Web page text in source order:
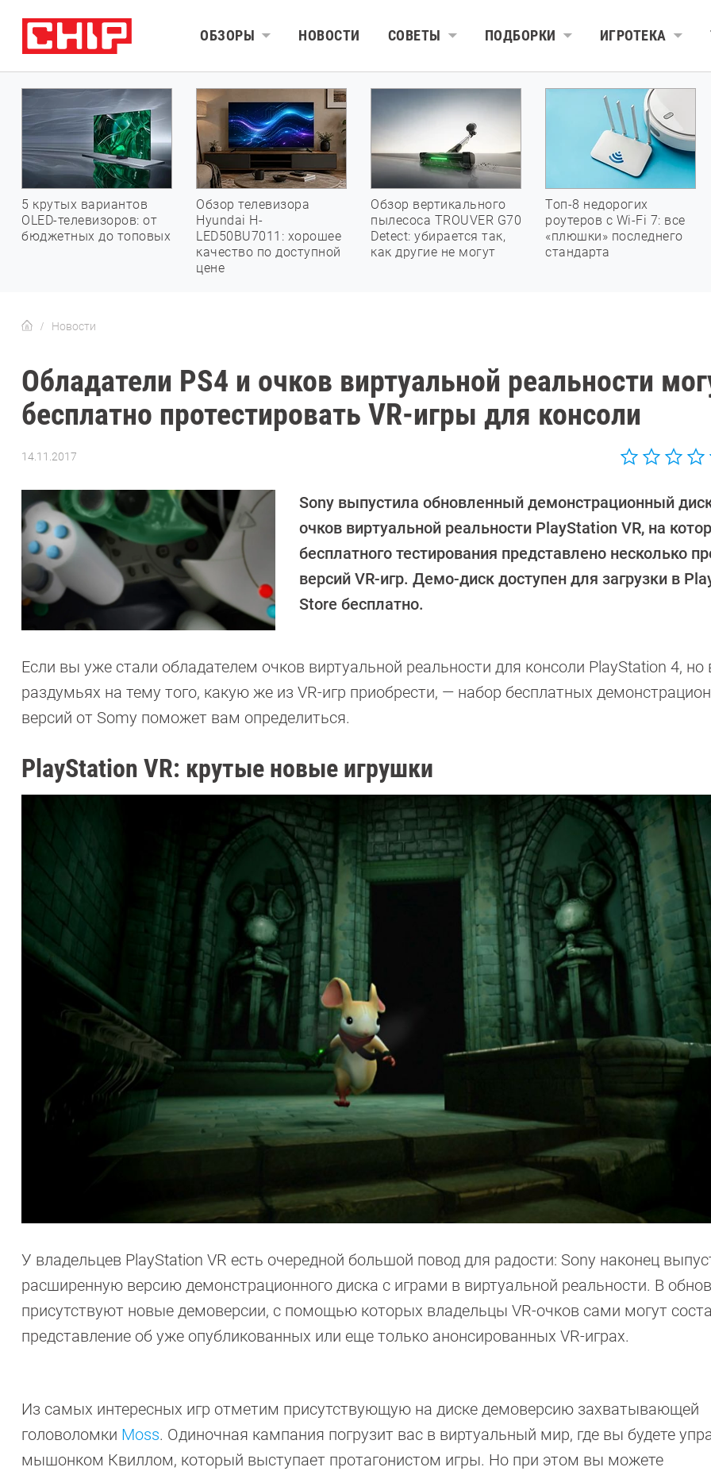
ОБЗОРЫ НОВОСТИ СОВЕТЫ ПОДБОРКИ ИГРОТЕКА
5 крутых вариантов
OLED-телевизоров: от
бюджетных до топовых
Обзор телевизора
Hyundai H-
LED50BU7011: хорошее
качество по доступной
цене
Обзор вертикального
пылесоса TROUVER G70
Detect: убирается так,
как другие не могут
Топ-8 недорогих
роутеров с Wi-Fi 7: все
«плюшки» последнего
стандарта
Новости
Обладатели PS4 и очков виртуальной реальности
бесплатно протестировать VR-игры для консоли
14.11.2017
Sony выпустила обновленный демонстрационный
очков виртуальной реальности PlayStation VR, на
бесплатного тестирования представлено несколько
версий VR-игр. Демо-диск доступен для загрузки в
Store бесплатно.
Если вы уже стали обладателем очков виртуальной реальности для консоли PlayStation 4, но
раздумьях на тему того, какую же из VR-игр приобрести, — набор бесплатных
версий от Somy поможет вам определиться.
PlayStation VR: крутые новые игрушки
У владельцев PlayStation VR есть очередной большой повод для радости: Sony наконец
расширенную версию демонстрационного диска с играми в виртуальной реальности. В
присутствуют новые демоверсии, с помощью которых владельцы VR-очков сами могут
представление об уже опубликованных или еще только анонсированных VR-играх.
Из самых интересных игр отметим присутствующую на диске демоверсию захватывающей
головоломки Moss. Одиночная кампания погрузит вас в виртуальный мир, где вы будете
мышонком Квиллом, который выступает протагонистом игры. Но при этом вы можете